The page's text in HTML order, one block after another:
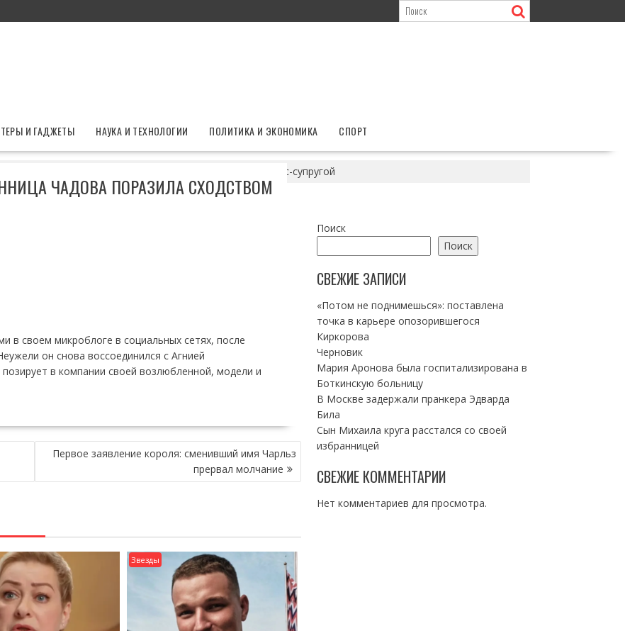
И ГАДЖЕТЫ НАУКА И ТЕХНОЛОГИИ ПОЛИТИКА И ЭКОНОМИКА СПОРТ
Избранница Чадова поразила сходством с его экс-супругой
ЧАДОВА ПОРАЗИЛА СХОДСТВОМ
в своем микроблоге в социальных сетях, после
он снова воссоединился с Агнией
в компании своей возлюбленной, модели и
Первое заявление короля: сменивший имя Чарльз
прервал молчание
Звезды
Поиск
Поиск
СВЕЖИЕ ЗАПИСИ
«Потом не поднимешься»: поставлена
точка в карьере опозорившегося
Киркорова
Черновик
Мария Аронова была госпитализирована в
Боткинскую больницу
В Москве задержали пранкера Эдварда
Била
Сын Михаила круга расстался со своей
избранницей
СВЕЖИЕ КОММЕНТАРИИ
Нет комментариев для просмотра.